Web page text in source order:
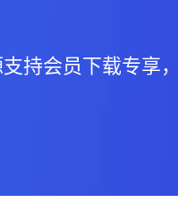
持会员下载专享